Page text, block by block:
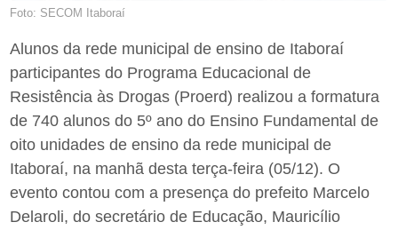
Foto: SECOM Itaboraí
Alunos da rede municipal de ensino de Itaboraí
participantes do Programa Educacional de
Resistência às Drogas (Proerd) realizou a formatura
de 740 alunos do 5º ano do Ensino Fundamental de
oito unidades de ensino da rede municipal de
Itaboraí, na manhã desta terça-feira (05/12). O
evento contou com a presença do prefeito Marcelo
Delaroli, do secretário de Educação, Mauricílio